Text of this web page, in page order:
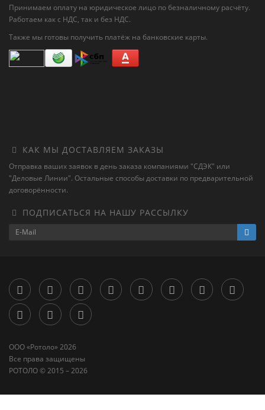
Принимаем оплату на юридическое лицо по безналичному расчёту.
Работаем как с НДС, так и без НДС.
Также мы готовы получить платёж на банковские карты.
КАК МЫ ДОСТАВЛЯЕМ ЗАКАЗЫ
Отправка ваших заявок в день заказа компаниями "СДЭК" или
"Деловые Линии". Остальные способы доставки по предварительной
договорённости.
ПОДПИСАТЬСЯ НА НАШУ РАССЫЛКУ
ООО «‎Ротоло» 2026
Все права защищены
РОТОЛО © 2015 – 2026